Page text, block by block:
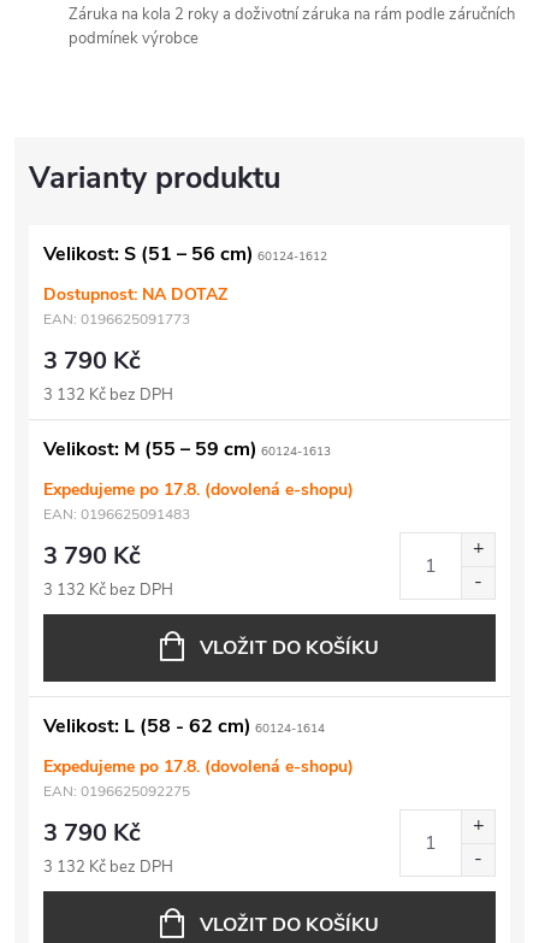
Záruka na kola 2 roky a doživotní záruka na rám podle záručních
podmínek výrobce
Velikost: S (51 – 56 cm) 60124-1612
Dostupnost: NA DOTAZ
EAN: 0196625091773
3 790 Kč
3 132 Kč bez DPH
Velikost: M (55 – 59 cm) 60124-1613
Expedujeme po 17.8. (dovolená e-shopu)
EAN: 0196625091483
3 790 Kč
3 132 Kč bez DPH
VLOŽIT DO KOŠÍKU
Velikost: L (58 - 62 cm) 60124-1614
Expedujeme po 17.8. (dovolená e-shopu)
EAN: 0196625092275
3 790 Kč
3 132 Kč bez DPH
VLOŽIT DO KOŠÍKU